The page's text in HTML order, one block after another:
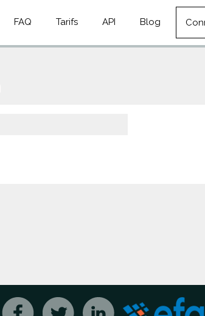
FAQ Tarifs API Blog